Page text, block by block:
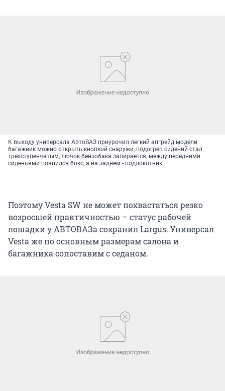
К выходу универсала АвтоВАЗ приурочил легкий апгрейд модели:
багажник можно открыть кнопкой снаружи, подогрев сидений стал
трехступенчатым, лючок бензобака запирается, между передними
сиденьями появился бокс, а на заднем - подлокотник
Поэтому Vesta SW не может похвастаться резко
возросшей практичностью – статус рабочей
лошадки у АВТОВАЗа сохранил Largus. Универсал
Vesta же по основным размерам салона и
багажника сопоставим с седаном.